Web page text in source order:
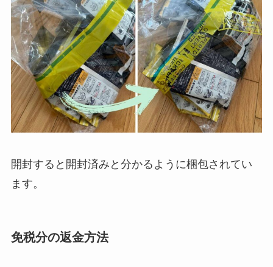
開封すると開封済みと分かるように梱包されてい
ます。
免税分の返金方法